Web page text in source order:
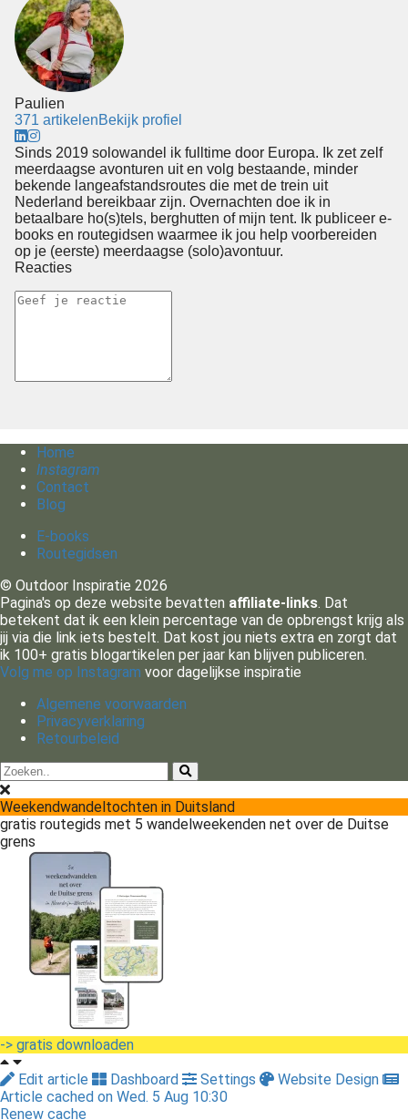
Paulien
371 artikelenBekijk profiel
Sinds 2019 solowandel ik fulltime door Europa. Ik zet zelf
meerdaagse avonturen uit en volg bestaande, minder
bekende langeafstandsroutes die met de trein uit
Nederland bereikbaar zijn. Overnachten doe ik in
betaalbare ho(s)tels, berghutten of mijn tent. Ik publiceer e-
books en routegidsen waarmee ik jou help voorbereiden
op je (eerste) meerdaagse (solo)avontuur.
Reacties
Home
Instagram
Contact
Blog
E-books
Routegidsen
© Outdoor Inspiratie 2026
Pagina's op deze website bevatten affiliate-links. Dat
betekent dat ik een klein percentage van de opbrengst krijg als
jij via die link iets bestelt. Dat kost jou niets extra en zorgt dat
ik 100+ gratis blogartikelen per jaar kan blijven publiceren.
Volg me op Instagram voor dagelijkse inspiratie
Algemene voorwaarden
Privacyverklaring
Retourbeleid
Weekendwandeltochten in Duitsland
gratis routegids met 5 wandelweekenden net over de Duitse
grens
-> gratis downloaden
Edit article
Dashboard Settings
Website Design
Article cached on Wed. 5 Aug 10:30
Renew cache